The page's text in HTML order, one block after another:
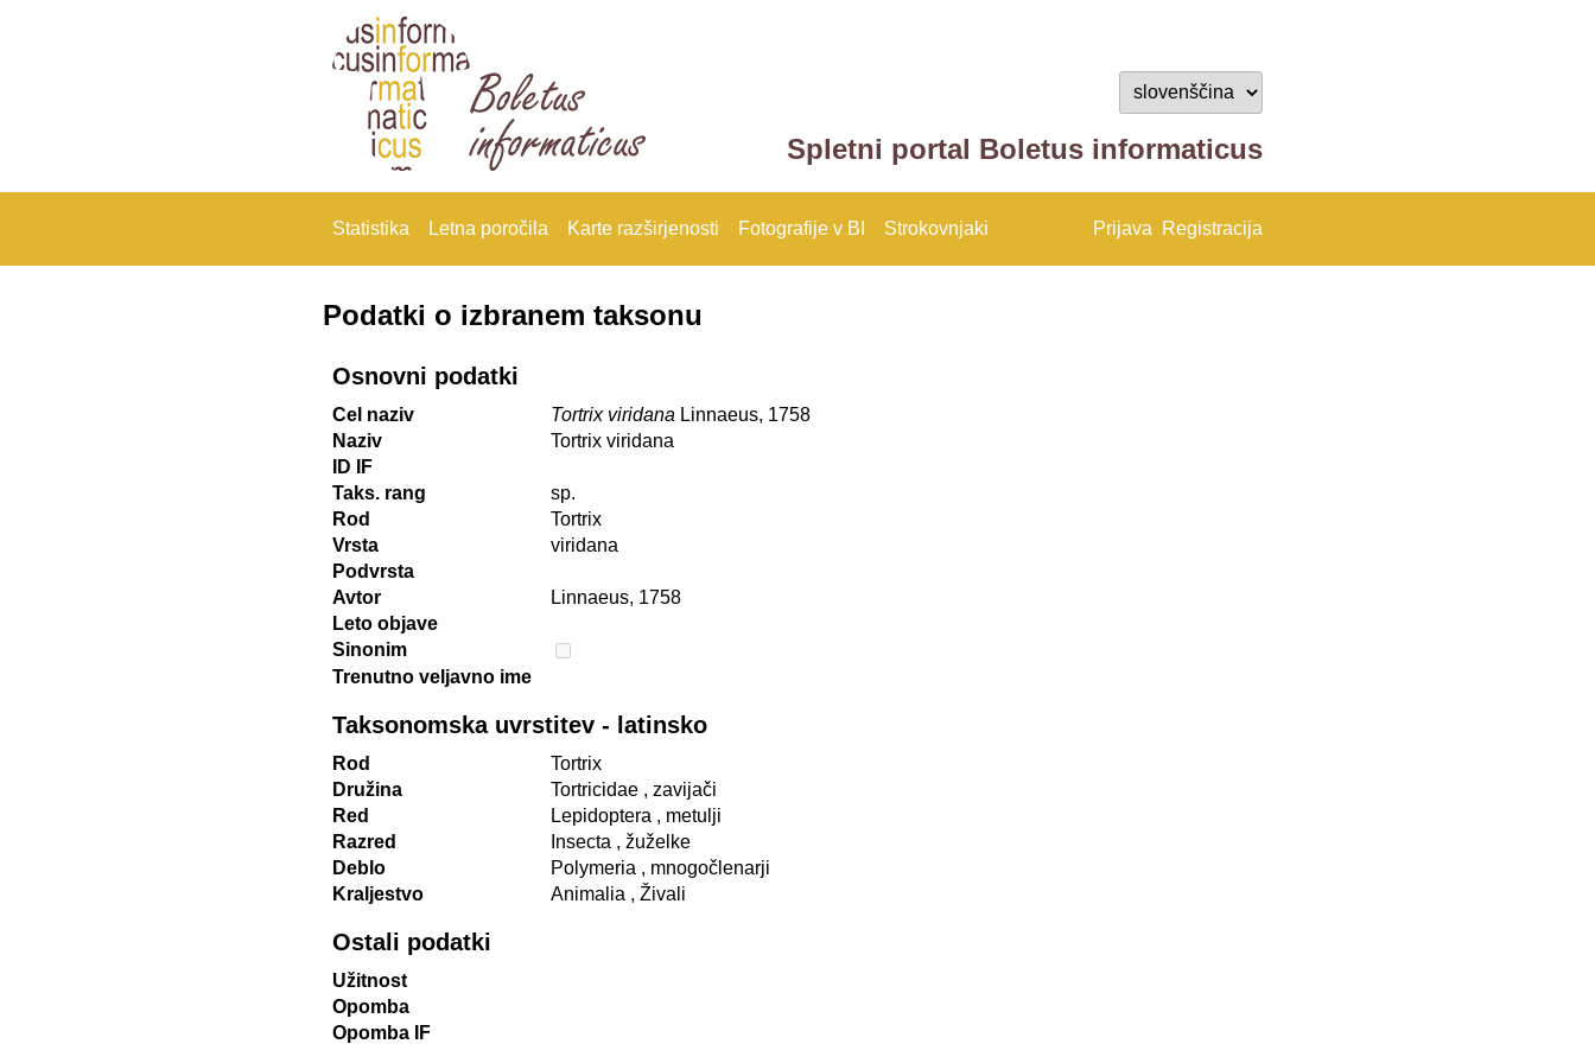
Spletni portal Boletus informaticus
Statistika Letna poročila Karte razširjenosti Fotografije v BI Strokovnjaki Prijava Registracija
Podatki o izbranem taksonu
Osnovni podatki
Cel naziv Tortrix viridana Linnaeus, 1758
Naziv
Tortrix viridana
ID IF
Taks. rang
sp.
Rod
Tortrix
Vrsta
viridana
Podvrsta
Avtor
Linnaeus, 1758
Leto objave
Sinonim
Trenutno veljavno ime
Taksonomska uvrstitev - latinsko
Rod
Tortrix
Družina
Tortricidae , zavijači
Red
Lepidoptera , metulji
Razred
Insecta , žuželke
Deblo
Polymeria , mnogočlenarji
Kraljestvo
Animalia , Živali
Ostali podatki
Užitnost
Opomba
Opomba IF